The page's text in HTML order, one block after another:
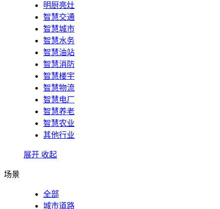
明厨亮灶
智慧交通
智慧城市
智慧水务
智慧油站
智慧消防
智慧楼宇
智慧物流
智慧电厂
智慧养老
智慧农业
其他行业
展开 收起
场景
全部
城市道路